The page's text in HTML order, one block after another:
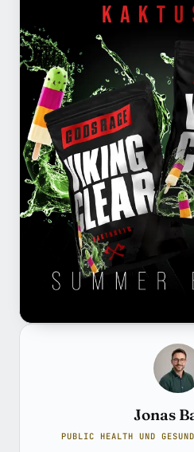
Jonas
PUBLIC HEALTH UND